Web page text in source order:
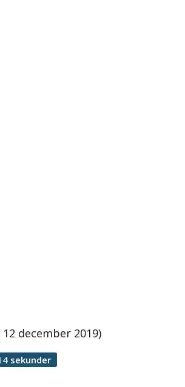
december 2019)
sekunder